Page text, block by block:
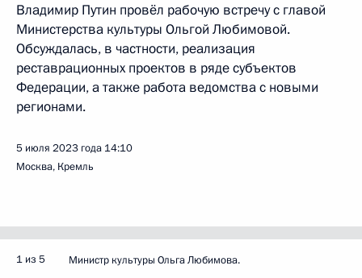
Владимир Путин провёл рабочую встречу с главой
Министерства культуры Ольгой Любимовой.
Обсуждалась, в частности, реализация
реставрационных проектов в ряде субъектов
Федерации, а также работа ведомства с новыми
регионами.
5 июля 2023 года 14:10
Москва, Кремль
1 из 5 Министр культуры Ольга Любимова.